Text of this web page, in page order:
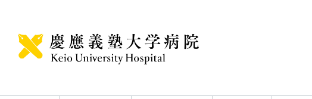
Disease Name Search